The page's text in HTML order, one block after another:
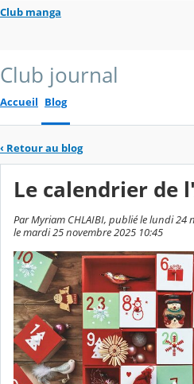
Club manga
Club journal
Accueil Blog
‹ Retour au blog
Le calendrier de
Par Myriam CHLAIBI, publié le lundi 24
le mardi 25 novembre 2025 10:45